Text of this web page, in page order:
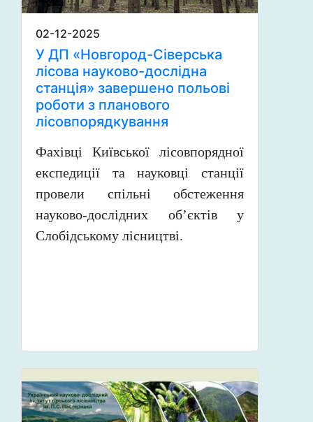
02-12-2025
У ДП «Новгород-Сіверська
лісова науково-дослідна
станція» завершено польові
роботи з планового
лісовпорядкування
Фахівці Київської лісовпорядної
експедиції та науковці станції
провели спільні обстеження
науково-дослідних об’єктів у
Слобідському лісництві.